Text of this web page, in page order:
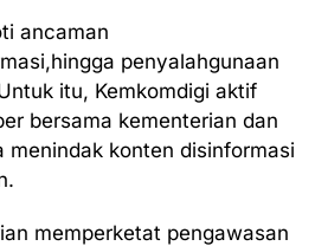
ancaman
penyalahgunaan
itu, Kemkomdigi aktif
bersama kementerian dan
menindak konten disinformasi
memperketat pengawasan